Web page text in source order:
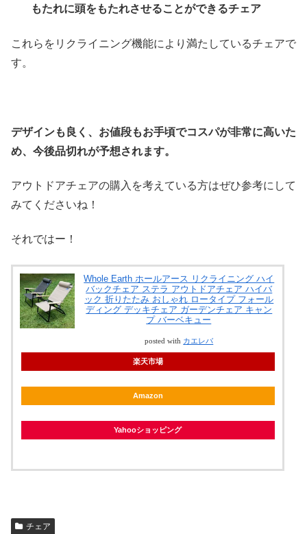
もたれに頭をもたれさせることができるチェア
これらをリクライニング機能により満たしているチェアで
す。
デザインも良く、お値段もお手頃でコスパが非常に高いた
め、今後品切れが予想されます。
アウトドアチェアの購入を考えている方はぜひ参考にして
みてくださいね！
それではー！
Whole Earth ホールアース リクライニング ハイ
バックチェア ステラ アウトドアチェア ハイバ
ック 折りたたみ おしゃれ ロータイプ フォール
ディング デッキチェア ガーデンチェア キャン
プ バーベキュー
posted with カエレバ
楽天市場
Amazon
Yahooショッピング
チェア